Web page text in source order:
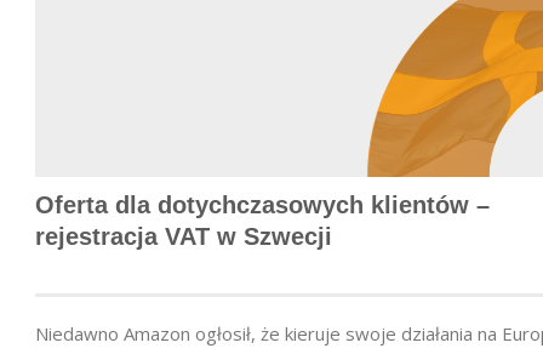
Oferta dla dotychczasowych klientów –
rejestracja VAT w Szwecji
Niedawno Amazon ogłosił, że kieruje swoje działania na